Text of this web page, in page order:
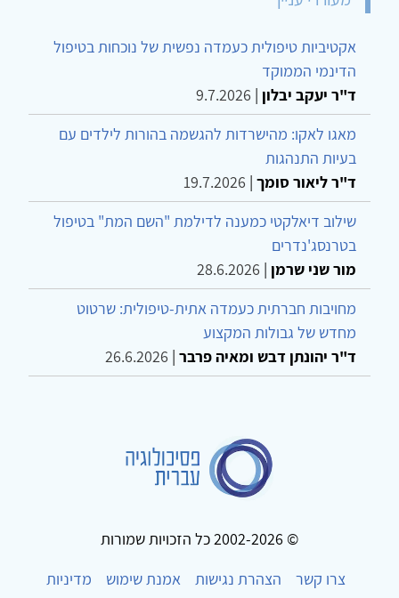
אקטיביות טיפולית כעמדה נפשית של נוכחות בטיפול
הדינמי הממוקד
ד"ר יעקב יבלון |
9.7.2026
מאגו לאקו: מהישרדות להגשמה בהורות לילדים עם
בעיות התנהגות
ד"ר ליאור סומך |
19.7.2026
שילוב דיאלקטי כמענה לדילמת "השם המת" בטיפול
בטרנסג'נדרים
מור שני שרמן |
28.6.2026
מחויבות חברתית כעמדה אתית-טיפולית: שרטוט
מחדש של גבולות המקצוע
ד"ר יהונתן דבש ומאיה פרבר |
26.6.2026
© 2002-2026 כל הזכויות שמורות
צרו קשר
הצהרת נגישות אמנת שימוש
מדיניות